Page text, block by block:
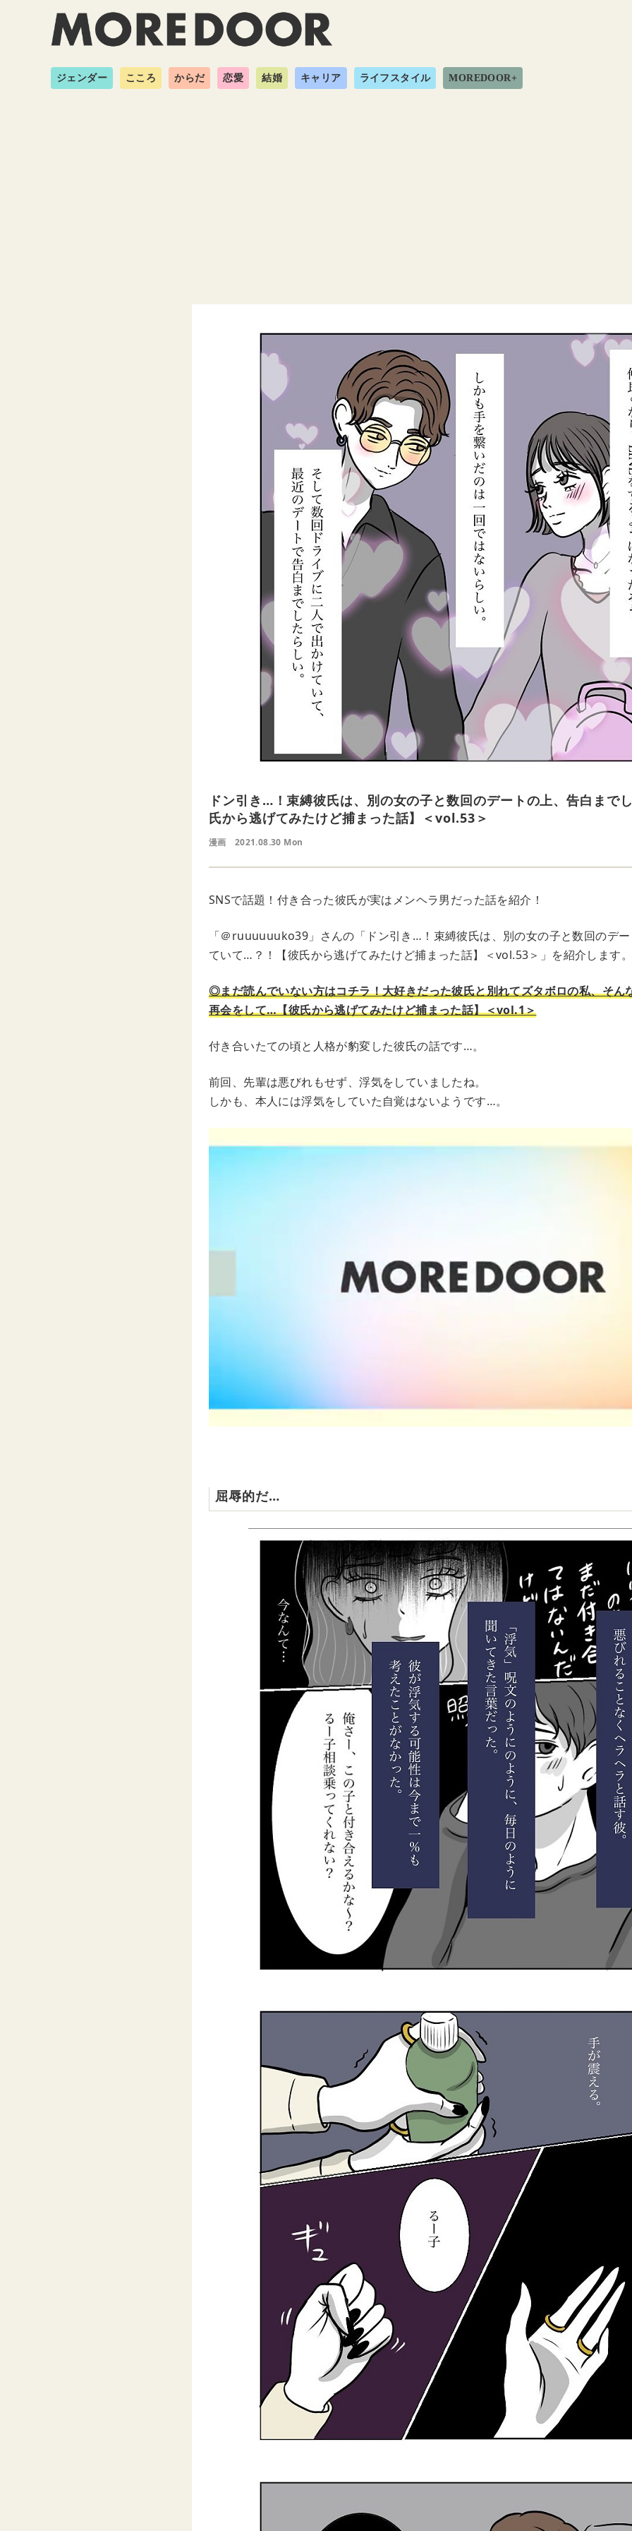
ジェンダー こころ からだ 恋愛 結婚 キャリア ライフスタイル MOREDOOR+
ドン引き…！束縛彼氏は、別の女の子と数回のデートの上、告白まで
氏から逃げてみたけど捕まった話】＜vol.53＞
漫画 2021.08.30 Mon
SNSで話題！付き合った彼氏が実はメンヘラ男だった話を紹介！
「＠ruuuuuuko39」さんの「ドン引き…！束縛彼氏は、別の女の子と数回のデ
ていて…？！【彼氏から逃げてみたけど捕まった話】＜vol.53＞」を紹介します。
◎まだ読んでいない方はコチラ！大好きだった彼氏と別れてズタボロの私、そん
再会をして…【彼氏から逃げてみたけど捕まった話】＜vol.1＞
付き合いたての頃と人格が豹変した彼氏の話です…。
前回、先輩は悪びれもせず、浮気をしていましたね。
しかも、本人には浮気をしていた自覚はないようです…。
屈辱的だ…